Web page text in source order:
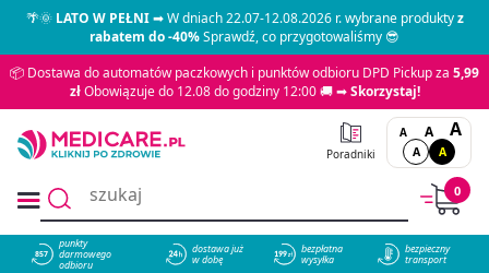
🌴🌞LATO W PEŁNI➡ W dniach 22.07-12.08.2026 r. wybrane produktyz
rabatem do -40%Sprawdź, co przygotowaliśmy 😎
📦 Dostawa do automatów paczkowych i punktów odbioru DPD Pickup za 5,99
złObowiązuje do 12.08 do godziny 12:00 🚚 ➡Skorzystaj!
Poradniki
A A A
A A
0
857
punkty
darmowego
odbioru
dostawa już
w dobę
bezpłatna
wysyłka
bezpieczny
transport